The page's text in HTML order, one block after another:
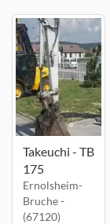
Takeuchi - TB
175
Ernolsheim-
Bruche -
(67120)